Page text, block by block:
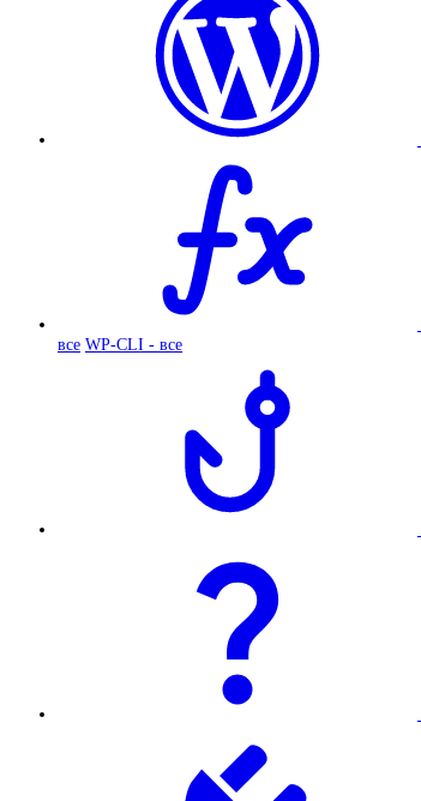
все WP-CLI - все